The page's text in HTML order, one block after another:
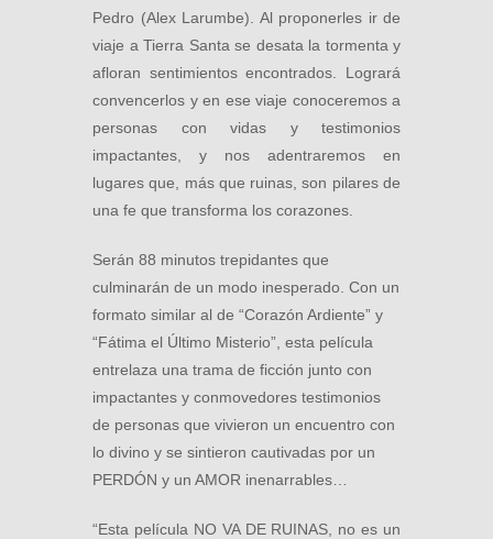
Pedro (Alex Larumbe). Al proponerles ir de
viaje a Tierra Santa se desata la tormenta y
afloran sentimientos encontrados. Logrará
convencerlos y en ese viaje conoceremos a
personas con vidas y testimonios
impactantes, y nos adentraremos en
lugares que, más que ruinas, son pilares de
una fe que transforma los corazones.
Serán 88 minutos trepidantes que
culminarán de un modo inesperado. Con un
formato similar al de “Corazón Ardiente” y
“Fátima el Último Misterio”, esta película
entrelaza una trama de ficción junto con
impactantes y conmovedores testimonios
de personas que vivieron un encuentro con
lo divino y se sintieron cautivadas por un
PERDÓN y un AMOR inenarrables…
“Esta película NO VA DE RUINAS, no es un